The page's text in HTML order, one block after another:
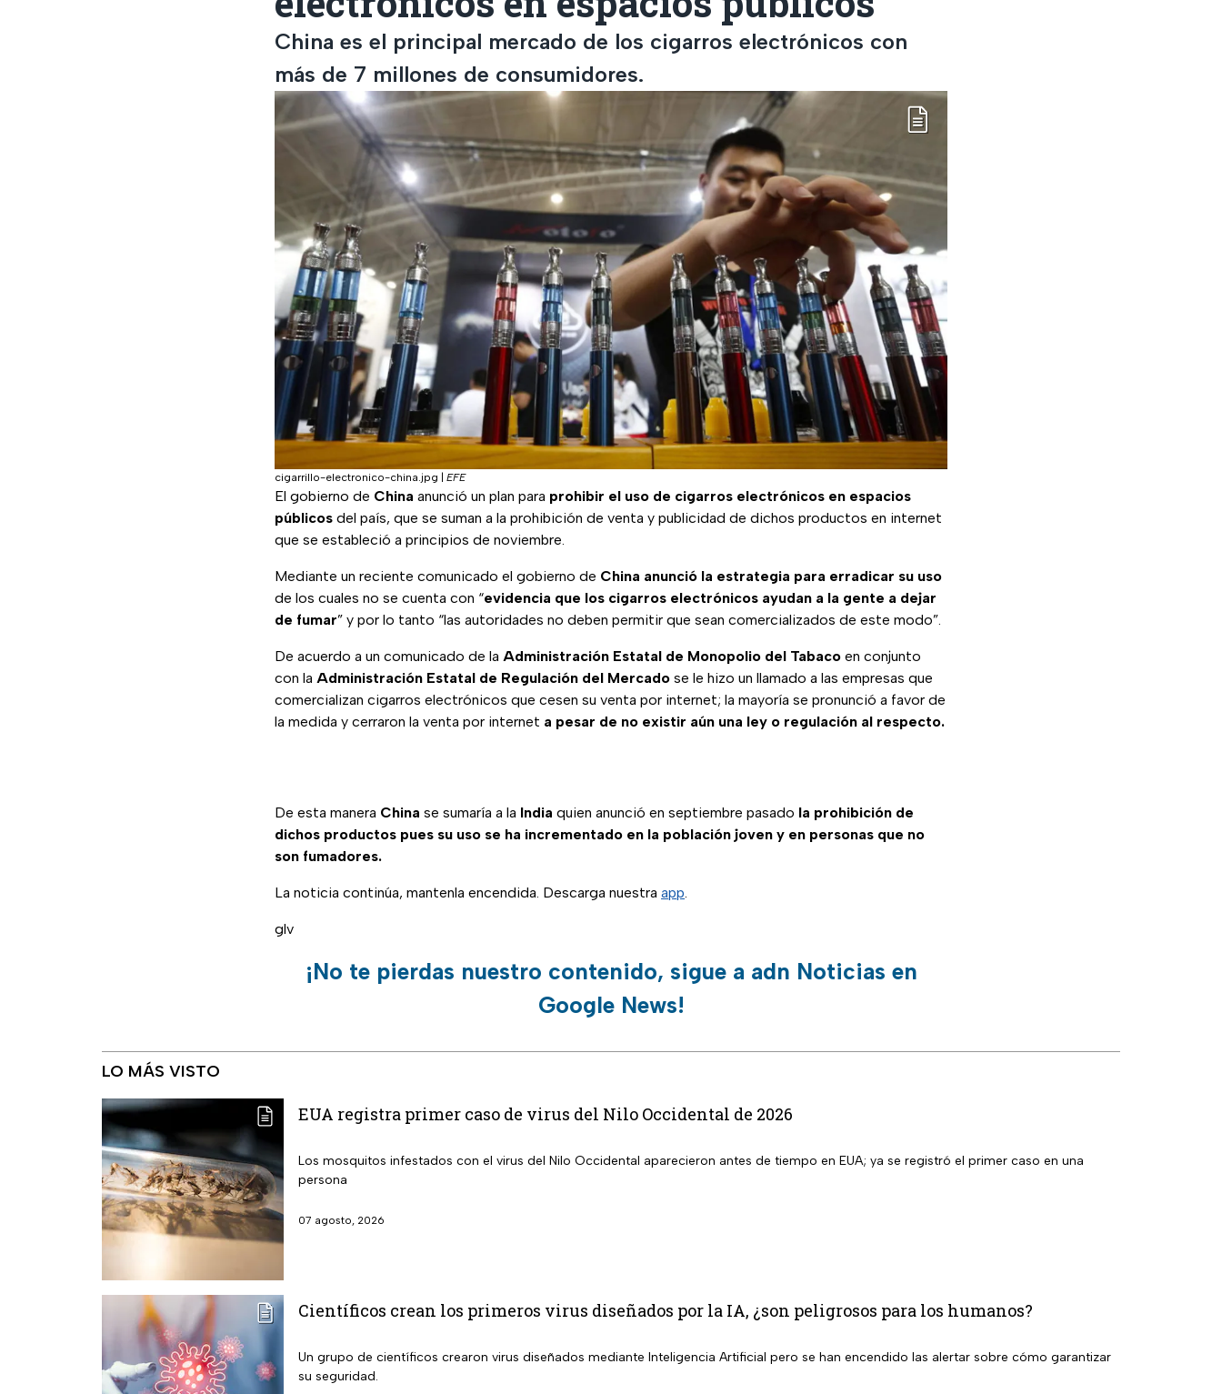
China es el principal mercado de los cigarros electrónicos con
más de 7 millones de consumidores.
cigarrillo-electronico-china.jpg EFE
El gobierno de China anunció un plan para prohibir el uso de cigarros electrónicos en espacios
públicos del país, que se suman a la prohibición de venta y publicidad de dichos productos en internet
que se estableció a principios de noviembre.
Mediante un reciente comunicado el gobierno de China anunció la estrategia para erradicar su uso
de los cuales no se cuenta con “evidencia que los cigarros electrónicos ayudan a la gente a dejar
de fumar” y por lo tanto “las autoridades no deben permitir que sean comercializados de este modo”.
De acuerdo a un comunicado de la Administración Estatal de Monopolio del Tabaco en conjunto
con la Administración Estatal de Regulación del Mercado se le hizo un llamado a las empresas que
comercializan cigarros electrónicos que cesen su venta por internet; la mayoría se pronunció a favor de
la medida y cerraron la venta por internet a pesar de no existir aún una ley o regulación al respecto.
De esta manera China se sumaría a la India quien anunció en septiembre pasado la prohibición de
dichos productos pues su uso se ha incrementado en la población joven y en personas que no
son fumadores.
La noticia continúa, mantenla encendida. Descarga nuestra app.
glv
¡No te pierdas nuestro contenido, sigue a adn Noticias en
Google News!
LO MÁS VISTO
EUA registra primer caso de virus del Nilo Occidental de 2026
Los mosquitos infestados con el virus del Nilo Occidental aparecieron antes de tiempo en EUA; ya se registró el primer caso en una
persona
07 agosto, 2026
Científicos crean los primeros virus diseñados por la IA, ¿son peligrosos para los humanos?
Un grupo de científicos crearon virus diseñados mediante Inteligencia Artificial pero se han encendido las alertar sobre cómo garantizar
su seguridad.